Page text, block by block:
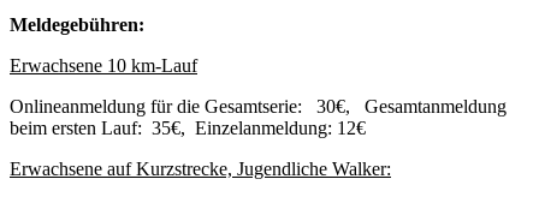
Meldegebühren:
Erwachsene 10 km-Lauf
Onlineanmeldung für die Gesamtserie: 30€, Gesamtanmeldung
beim ersten Lauf: 35€, Einzelanmeldung: 12€
Erwachsene auf Kurzstrecke, Jugendliche Walker: